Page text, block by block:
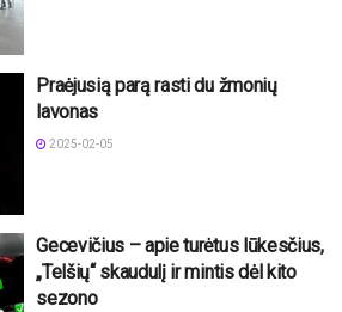
Praėjusią parą rasti du žmonių
lavonas
2025-02-05
Gecevičius – apie turėtus lūkesčius,
„Telšių“ skaudulį ir mintis dėl kito
sezono